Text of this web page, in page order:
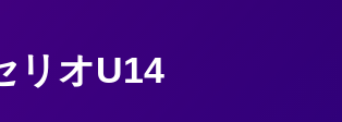
リオU14